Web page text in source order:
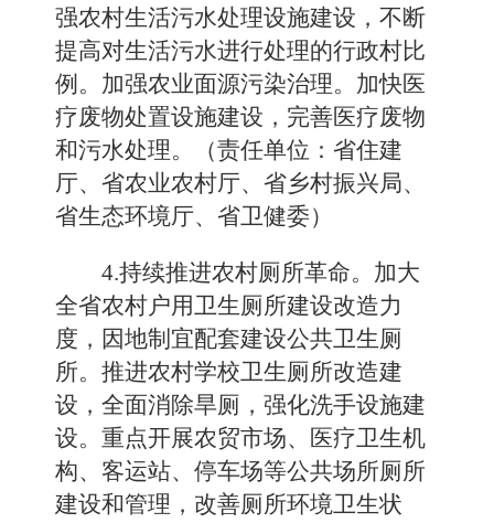
强农村生活污水处理设施建设，不断
提高对生活污水进行处理的行政村比
例。加强农业面源污染治理。加快医
疗废物处置设施建设，完善医疗废物
和污水处理。（责任单位：省住建
厅、省农业农村厅、省乡村振兴局、
省生态环境厅、省卫健委）
4.持续推进农村厕所革命。加大
全省农村户用卫生厕所建设改造力
度，因地制宜配套建设公共卫生厕
所。推进农村学校卫生厕所改造建
设，全面消除旱厕，强化洗手设施建
设。重点开展农贸市场、医疗卫生机
构、客运站、停车场等公共场所厕所
建设和管理，改善厕所环境卫生状